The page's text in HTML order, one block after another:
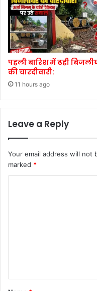
पहली बारिश में ढही
की चारदीवारी:
11 hours ago
Leave a Reply
Your email address will not
marked *
*